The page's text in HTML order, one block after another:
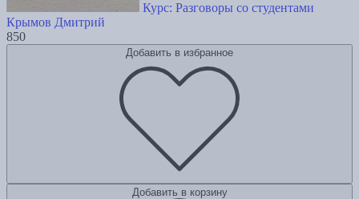
Курс: Разговоры со студентами
Крымов Дмитрий
850
Добавить в избранное
Добавить в корзину